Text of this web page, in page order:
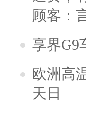
顾客：
享界G9
欧洲高
天日